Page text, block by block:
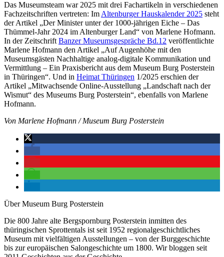
Das Museumsteam war 2025 mit drei Fachartikeln in verschiedenen
Fachzeitschriften vertreten: Im Altenburger Hauskalender 2025 steht
der Artikel „Der Minister unter der 1000-jährigen Eiche – Das
Thümmel-Jahr 2024 im Altenburger Land“ von Marlene Hofmann.
In der Zeitschrift Banzer Museumsgespräche Bd.12 veröffentlichte
Marlene Hofmann den Artikel „Auf Augenhöhe mit den
Museumsgästen Nachhaltige analog-digitale Kommunikation und
Vermittlung – Ein Praxisbericht aus dem Museum Burg Posterstein
in Thüringen“. Und in Heimat Thüringen 1/2025 erschien der
Artikel „Mitwachsende Online-Ausstellung „Landschaft nach der
Wismut“ des Museums Burg Posterstein“, ebenfalls von Marlene
Hofmann.
Von Marlene Hofmann / Museum Burg Posterstein
Über Museum Burg Posterstein
Die 800 Jahre alte Bergspornburg Posterstein inmitten des
thüringischen Sprottentals ist seit 1952 regionalgeschichtliches
Museum mit vielfältigen Ausstellungen – von der Burggeschichte
bis zur europäischen Salongeschichte um 1800. Wir bloggen seit